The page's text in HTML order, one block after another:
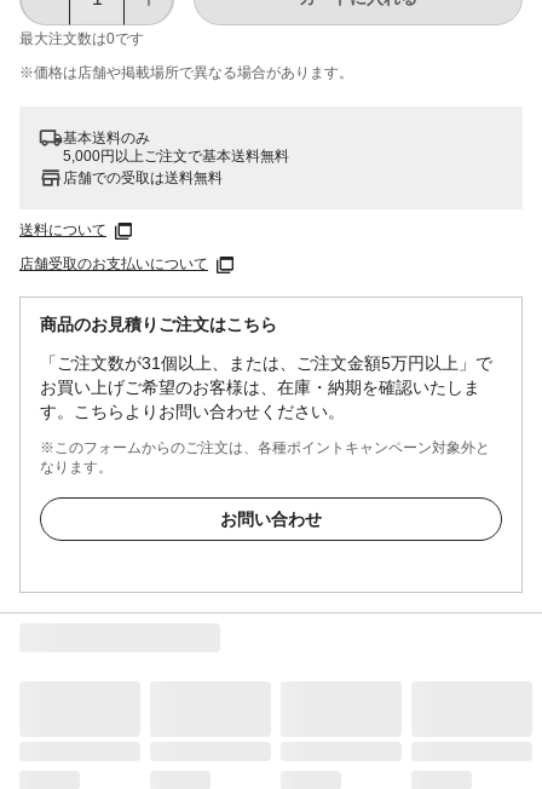
最大注文数は0です
※価格は​店舗や​掲載場所で​異なる​場合が​あります。
基本送料のみ
5,000円以上ご注文で基本送料無料
店舗での受取は送料無料
送料について
店舗受取のお支払いについて
商品のお見積りご注文はこちら
「ご注文数が31個以上、または、ご注文金額5万円以上」で
お買い上げご希望のお客様は、在庫・納期を確認いたしま
す。こちらよりお問い合わせください。
※このフォームからのご注文は、各種ポイントキャンペーン対象外と
なります。
お問い合わせ